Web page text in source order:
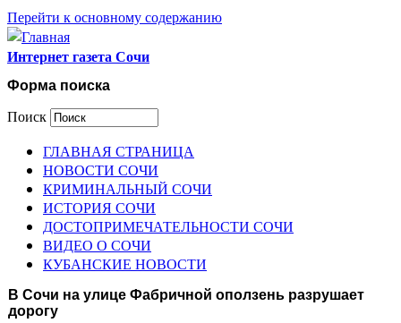
Перейти к основному содержанию
Интернет газета Сочи
Форма поиска
Поиск
ГЛАВНАЯ СТРАНИЦА
НОВОСТИ СОЧИ
КРИМИНАЛЬНЫЙ СОЧИ
ИСТОРИЯ СОЧИ
ДОСТОПРИМЕЧАТЕЛЬНОСТИ СОЧИ
ВИДЕО О СОЧИ
КУБАНСКИЕ НОВОСТИ
В Сочи на улице Фабричной оползень разрушает
дорогу